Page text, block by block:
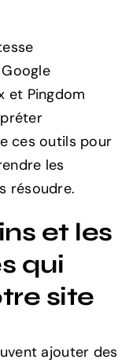
et Pingdom
ces outils pour
les
résoudre.
et les
qui
site
ajouter des